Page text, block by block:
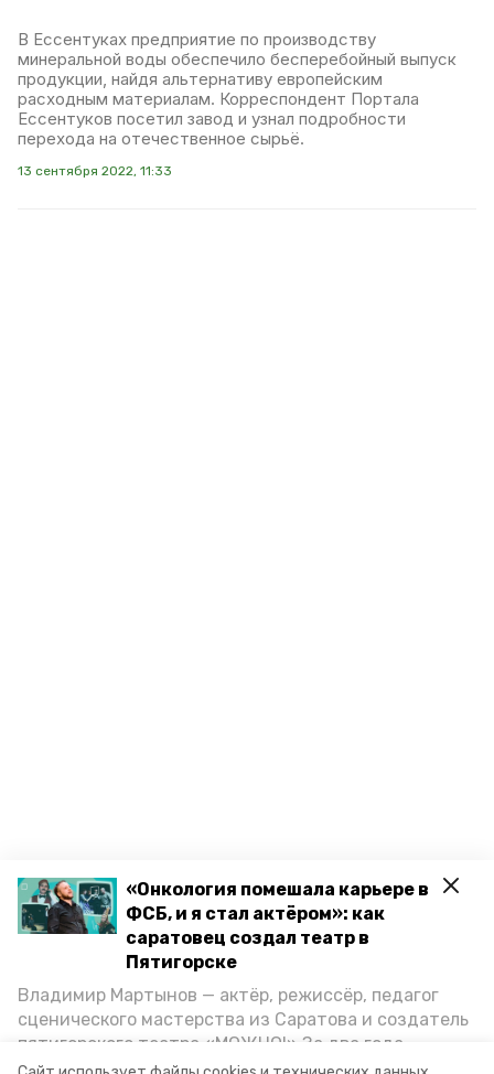
«Онкология помешала карьере в
ФСБ, и я стал актёром»: как
саратовец создал театр в
Пятигорске
Владимир Мартынов — актёр, режиссёр, педагог
сценического мастерства из Саратова и создатель
пятигорского театра «МОЖНО!» За два года
существования театр выпустил восемь спектаклей,
В Ессентуках предприятие по производству
минеральной воды обеспечило бесперебойный выпуск
продукции, найдя альтернативу европейским
расходным материалам. Корреспондент Портала
Ессентуков посетил завод и узнал подробности
перехода на отечественное сырьё.
13 сентября 2022, 11:33